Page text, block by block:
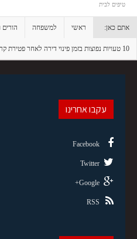
טיפים לבית
אתם כאן: ראשי למשפחה הורים
10 טעויות נפוצות בזמן פינוי דירה לאחר פטירת קרוב משפחה
עקבו אחרינו
Facebook
Twitter
Google+
RSS